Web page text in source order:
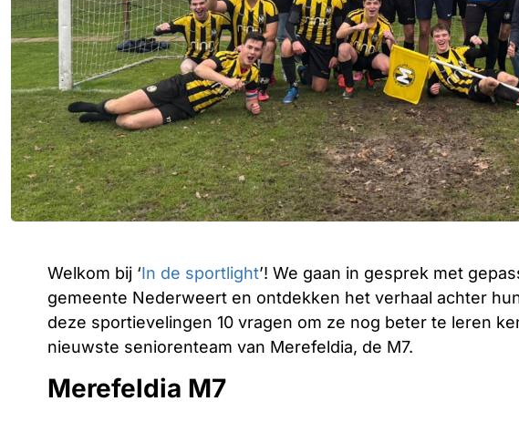
Welkom bij ‘In de sportlight’! We gaan in gesprek met
gemeente Nederweert en ontdekken het verhaal achter
deze sportievelingen 10 vragen om ze nog beter te leren
nieuwste seniorenteam van Merefeldia, de M7.
Merefeldia M7